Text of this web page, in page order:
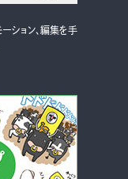
ション、編集を手